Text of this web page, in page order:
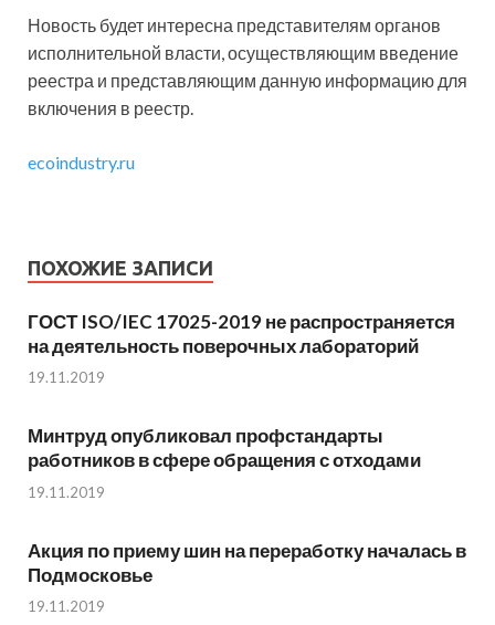
Новость будет интересна представителям органов
исполнительной власти, осуществляющим введение
реестра и представляющим данную информацию для
включения в реестр.
ecoindustry.ru
ПОХОЖИЕ ЗАПИСИ
ГОСТ ISO/IEC 17025-2019 не распространяется
на деятельность поверочных лабораторий
19.11.2019
Минтруд опубликовал профстандарты
работников в сфере обращения с отходами
19.11.2019
Акция по приему шин на переработку началась в
Подмосковье
19.11.2019